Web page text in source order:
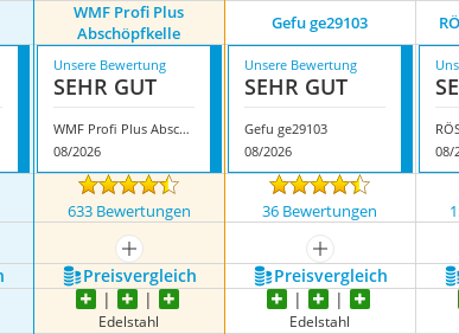
WMF Profi Plus
Abschöpfkelle
Gefu ge29103
Unsere Bewertung
SEHR GUT
WMF Profi Plus Abschöpfkelle
08/2026
Unsere Bewertung
SEHR GUT
Gefu ge29103
08/2026
08/
633 Bewertungen 36 Bewertungen
mehr anzeigen mehr anzeigen
Preis­vergleich Preis­vergleich
Edelstahl Edelstahl